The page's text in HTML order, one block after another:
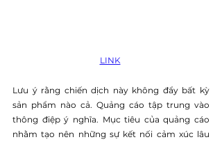
LINK
Lưu ý rằng chiến dịch này không đẩy bất kỳ
sản phẩm nào cả. Quảng cáo tập trung vào
thông điệp ý nghĩa. Mục tiêu của quảng cáo
nhằm tạo nên những sự kết nối cảm xúc lâu